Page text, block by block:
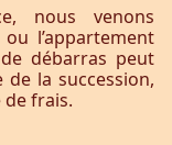
nous venons
l’appartement
débarras peut
la succession,
de frais.